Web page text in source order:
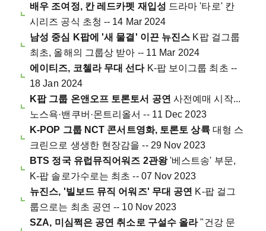
배우 조여정, 칸 레드카펫 재입성 드라마 '타로' 칸
시리즈 공식 초청 -- 14 Mar 2024
남성 중심 K팝에 '새 물결' 이끈 뉴진스 K팝 걸그룹
최초, 올해의 그룹상 받아 -- 11 Mar 2024
에이티즈, 코첼라 무대 선다K-팝 보이그룹 최초 --
18 Jan 2024
K팝 그룹 온앤오프 토론토서 공연 사전예매 시작...
노스욕·밴쿠버·몬트리올서 -- 11 Dec 2023
K-POP 그룹 NCT 콘서트영화, 토론토 상륙대형 스
크린으로 생생한 현장감을 -- 29 Nov 2023
BTS 정국 유럽뮤직어워즈 2관왕'베스트송' 부문,
K-팝 솔로가수로는 최초 -- 07 Nov 2023
뉴진스, '빌보드 뮤직 어워즈' 무대 공연 K-팝 걸그
룹으로는 최초 공연 -- 10 Nov 2023
SZA, 미심쩍은 공연 취소로 구설수 올라"건강 문